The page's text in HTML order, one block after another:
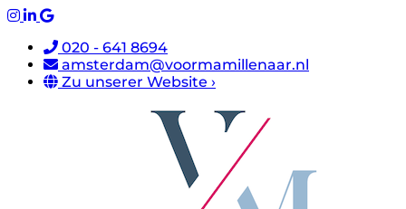
020 - 641 8694
amsterdam@voormamillenaar.nl
Zu unserer Website ›